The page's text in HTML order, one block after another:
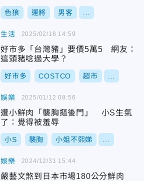
色狼 運將 男客
生活
好市多「台灣豬」要價5萬5 網友：
這頭豬唸過大學？
好市多 COSTCO 超市
2025/02/18 14:59
娛樂
遭小鮮肉「襲胸摳後門」 小S生氣
了：覺得被羞辱
小S 襲胸 小姐不熙娣
2025/01/12 08:56
娛樂
嚴藝文煞到日本市場180公分鮮肉
2024/12/31 15:44